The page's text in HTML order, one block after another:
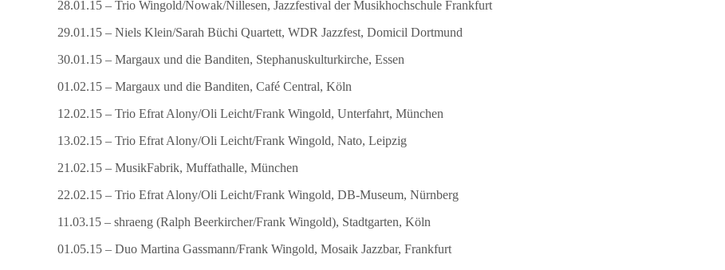
28.01.15 – Trio Wingold/Nowak/Nillesen, Jazzfestival der Musikhochschule Frankfurt
29.01.15 – Niels Klein/Sarah Büchi Quartett, WDR Jazzfest, Domicil Dortmund
30.01.15 – Margaux und die Banditen, Stephanuskulturkirche, Essen
01.02.15 – Margaux und die Banditen, Café Central, Köln
12.02.15 – Trio Efrat Alony/Oli Leicht/Frank Wingold, Unterfahrt, München
13.02.15 – Trio Efrat Alony/Oli Leicht/Frank Wingold, Nato, Leipzig
21.02.15 – MusikFabrik, Muffathalle, München
22.02.15 – Trio Efrat Alony/Oli Leicht/Frank Wingold, DB-Museum, Nürnberg
11.03.15 – shraeng (Ralph Beerkircher/Frank Wingold), Stadtgarten, Köln
01.05.15 – Duo Martina Gassmann/Frank Wingold, Mosaik Jazzbar, Frankfurt